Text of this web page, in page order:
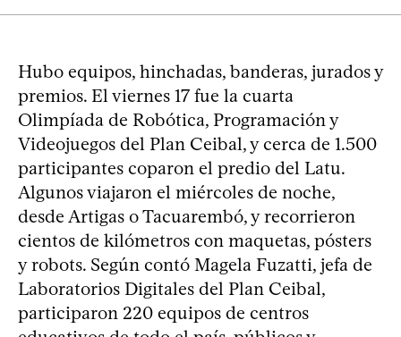
Hubo equipos, hinchadas, banderas, jurados y
premios. El viernes 17 fue la cuarta
Olimpíada de Robótica, Programación y
Videojuegos del Plan Ceibal, y cerca de 1.500
participantes coparon el predio del Latu.
Algunos viajaron el miércoles de noche,
desde Artigas o Tacuarembó, y recorrieron
cientos de kilómetros con maquetas, pósters
y robots. Según contó Magela Fuzatti, jefa de
Laboratorios Digitales del Plan Ceibal,
participaron 220 equipos de centros